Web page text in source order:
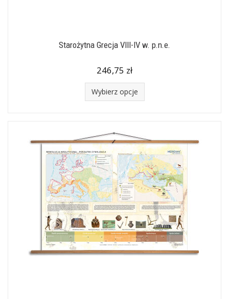
Starożytna Grecja VIII-IV w. p.n.e.
246,75 zł
Wybierz opcje